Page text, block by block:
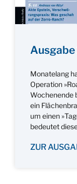
Monatelang
Operation
Wochenende
ein
um einen
bedeutet
ZUR